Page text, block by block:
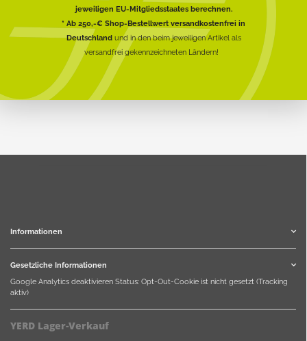
jeweiligen EU-Mitgliedsstaates berechnen.
* Ab 250,-€ Shop-Bestellwert versandkostenfrei in
Deutschlandund in den beim jeweiligen Artikel als
versandfrei gekennzeichneten Ländern!
Informationen
Gesetzliche Informationen
Google Analytics deaktivieren Status: Opt-Out-Cookie ist nicht gesetzt (Tracking
aktiv)
YERD Lager-Verkauf